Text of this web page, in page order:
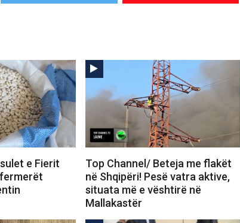
e Fierit
Top Channel/ Beteja me flakët
në Shqipëri! Pesë vatra aktive,
situata më e vështirë në
Mallakastër